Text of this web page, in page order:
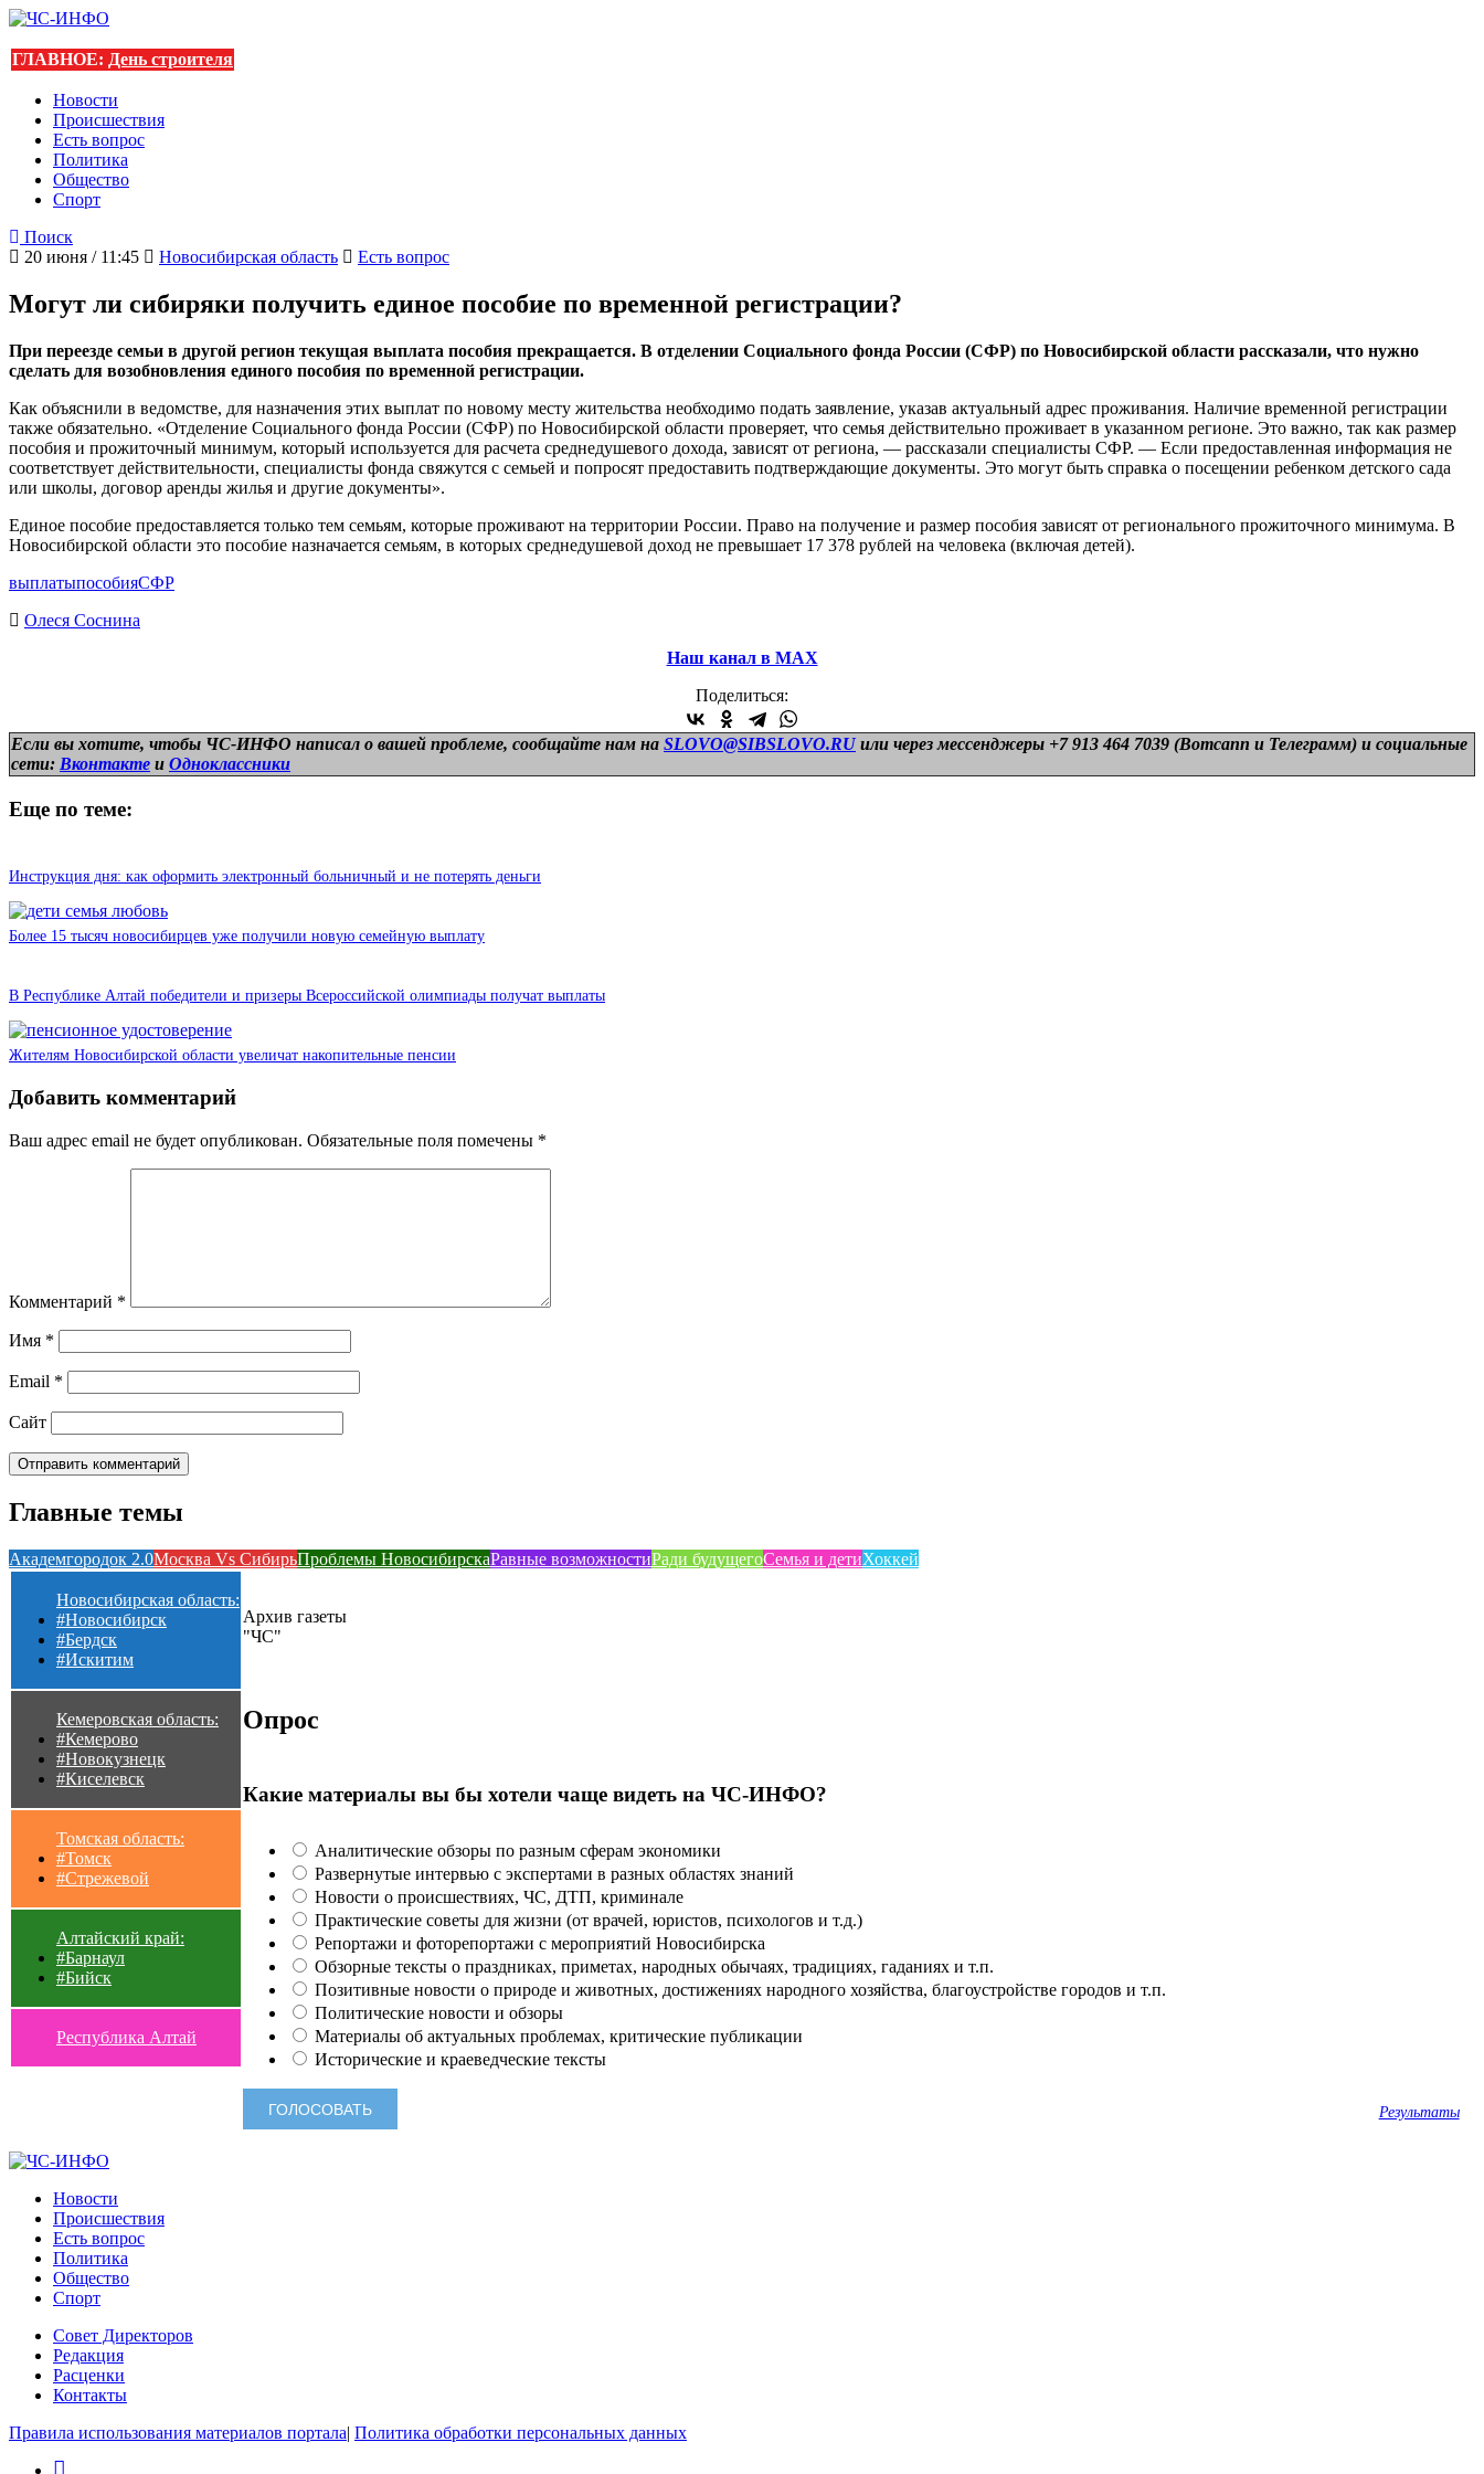
ГЛАВНОЕ: День строителя
Новости
Происшествия
Есть вопрос
Политика
Общество
Спорт
Поиск
20 июня / 11:45
Новосибирская область Есть вопрос
Могут ли сибиряки получить единое пособие по временной регистрации?
При переезде семьи в другой регион текущая выплата пособия прекращается. В отделении Социального фонда России (СФР) по Новосибирской области рассказали, что нужно
сделать для возобновления единого пособия по временной регистрации.
Как объяснили в ведомстве, для назначения этих выплат по новому месту жительства необходимо подать заявление, указав актуальный адрес проживания. Наличие временной регистрации
также обязательно. «Отделение Социального фонда России (СФР) по Новосибирской области проверяет, что семья действительно проживает в указанном регионе. Это важно, так как размер
пособия и прожиточный минимум, который используется для расчета среднедушевого дохода, зависят от региона, — рассказали специалисты СФР. — Если предоставленная информация не
соответствует действительности, специалисты фонда свяжутся с семьей и попросят предоставить подтверждающие документы. Это могут быть справка о посещении ребенком детского сада
или школы, договор аренды жилья и другие документы».
Единое пособие предоставляется только тем семьям, которые проживают на территории России. Право на получение и размер пособия зависят от регионального прожиточного минимума. В
Новосибирской области это пособие назначается семьям, в которых среднедушевой доход не превышает 17 378 рублей на человека (включая детей).
выплатыпособияСФР
Олеся Соснина
Наш канал в МАХ
Поделиться:
Если вы хотите, чтобы ЧС-ИНФО написал о вашей проблеме, сообщайте нам на SLOVO@SIBSLOVO.RU или через мессенджеры +7 913 464 7039 (Вотсапп и Телеграмм) и социальные
сети: Вконтакте и Одноклассники
Еще по теме:
Инструкция дня: как оформить электронный больничный и не потерять деньги
Более 15 тысяч новосибирцев уже получили новую семейную выплату
В Республике Алтай победители и призеры Всероссийской олимпиады получат выплаты
Жителям Новосибирской области увеличат накопительные пенсии
Добавить комментарий
Ваш адрес email не будет опубликован. Обязательные поля помечены *
Комментарий *
Имя *
Email *
Сайт
Главные темы
Академгородок 2.0Москва Vs СибирьПроблемы НовосибирскаРавные возможностиРади будущегоСемья и детиХоккей
Новосибирская область:
#Новосибирск
#Бердск
#Искитим
Кемеровская область:
#Кемерово
#Новокузнецк
#Киселевск
Томская область:
#Томск
#Стрежевой
Алтайский край:
#Барнаул
#Бийск
Республика Алтай
Архив газеты
"ЧС"
Опрос
Какие материалы вы бы хотели чаще видеть на ЧС-ИНФО?
Аналитические обзоры по разным сферам экономики
Развернутые интервью с экспертами в разных областях знаний
Новости о происшествиях, ЧС, ДТП, криминале
Практические советы для жизни (от врачей, юристов, психологов и т.д.)
Репортажи и фоторепортажи с мероприятий Новосибирска
Обзорные тексты о праздниках, приметах, народных обычаях, традициях, гаданиях и т.п.
Позитивные новости о природе и животных, достижениях народного хозяйства, благоустройстве городов и т.п.
Политические новости и обзоры
Материалы об актуальных проблемах, критические публикации
Исторические и краеведческие тексты
Результаты
Новости
Происшествия
Есть вопрос
Политика
Общество
Спорт
Совет Директоров
Редакция
Расценки
Контакты
Правила использования материалов портала| Политика обработки персональных данных